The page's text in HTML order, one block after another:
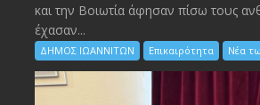
και την Bοιωτία άφησαν πίσω τους
έχασαν...
ΔΗΜΟΣ ΙΩΑΝΝΙΤΩΝ Επικαιρότητα Νέα